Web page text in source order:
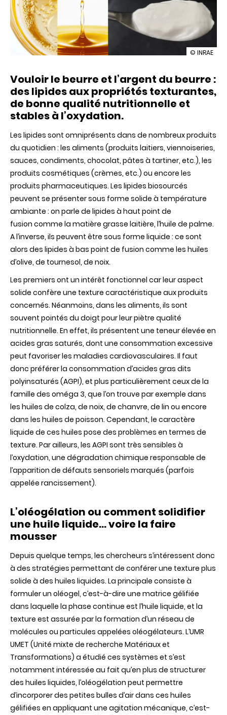
illustration
se
fait
mousser…
© INRAE
Vouloir le beurre et l’argent du beurre :
des lipides aux propriétés texturantes,
de bonne qualité nutritionnelle et
stables à l’oxydation.
Les lipides sont omniprésents dans de nombreux produits
du quotidien : les aliments (produits laitiers, viennoiseries,
sauces, condiments, chocolat, pâtes à tartiner, etc.), les
produits cosmétiques (crèmes, etc.) ou encore les
produits pharmaceutiques. Les lipides biosourcés
peuvent se présenter sous forme solide à température
ambiante : on parle de lipides à haut point de
fusion comme la matière grasse laitière, l’huile de palme.
A l’inverse, ils peuvent être sous forme liquide : ce sont
alors des lipides à bas point de fusion comme les huiles
d’olive, de tournesol, de noix.
Les premiers ont un intérêt fonctionnel car leur aspect
solide confère une texture caractéristique aux produits
concernés. Néanmoins, dans les aliments, ils sont
souvent pointés du doigt pour leur piètre qualité
nutritionnelle. En effet, ils présentent une teneur élevée en
acides gras saturés, dont une consommation excessive
peut favoriser les maladies cardiovasculaires. Il faut
donc préférer la consommation d’acides gras dits
polyinsaturés (AGPI), et plus particulièrement ceux de la
famille des oméga 3, que l’on trouve par exemple dans
les huiles de colza, de noix, de chanvre, de lin ou encore
dans les huiles de poisson. Cependant, le caractère
liquide de ces huiles pose des problèmes en termes de
texture. Par ailleurs, les AGPI sont très sensibles à
l’oxydation, une dégradation chimique responsable de
l’apparition de défauts sensoriels marqués (parfois
appelée rancissement).
L’oléogélation ou comment solidifier
une huile liquide… voire la faire
mousser
Depuis quelque temps, les chercheurs s’intéressent donc
à des stratégies permettant de conférer une texture plus
solide à des huiles liquides. La principale consiste à
formuler un oléogel, c’est-à-dire une matrice gélifiée
dans laquelle la phase continue est l’huile liquide, et la
texture est assurée par la formation d’un réseau de
molécules ou particules appelées oléogélateurs. L’UMR
UMET (Unité mixte de recherche Matériaux et
Transformations) a étudié ces systèmes et s’est
notamment intéressée au fait qu’en plus de structurer
des huiles liquides, l’oléogélation peut permettre
d’incorporer des petites bulles d’air dans ces huiles
gélifiées en appliquant une agitation mécanique, c’est-